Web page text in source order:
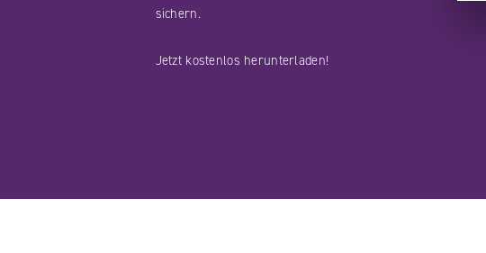
sichern.
Jetzt kostenlos herunterladen!